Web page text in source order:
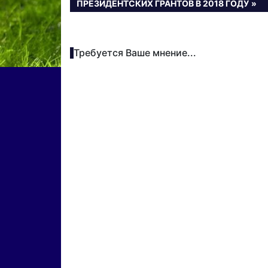
записям
ЗАПИСЬ:
ПРЕЗИДЕНТСКИХ ГРАНТОВ В 2018 ГОДУ
Требуется Ваше мнение...